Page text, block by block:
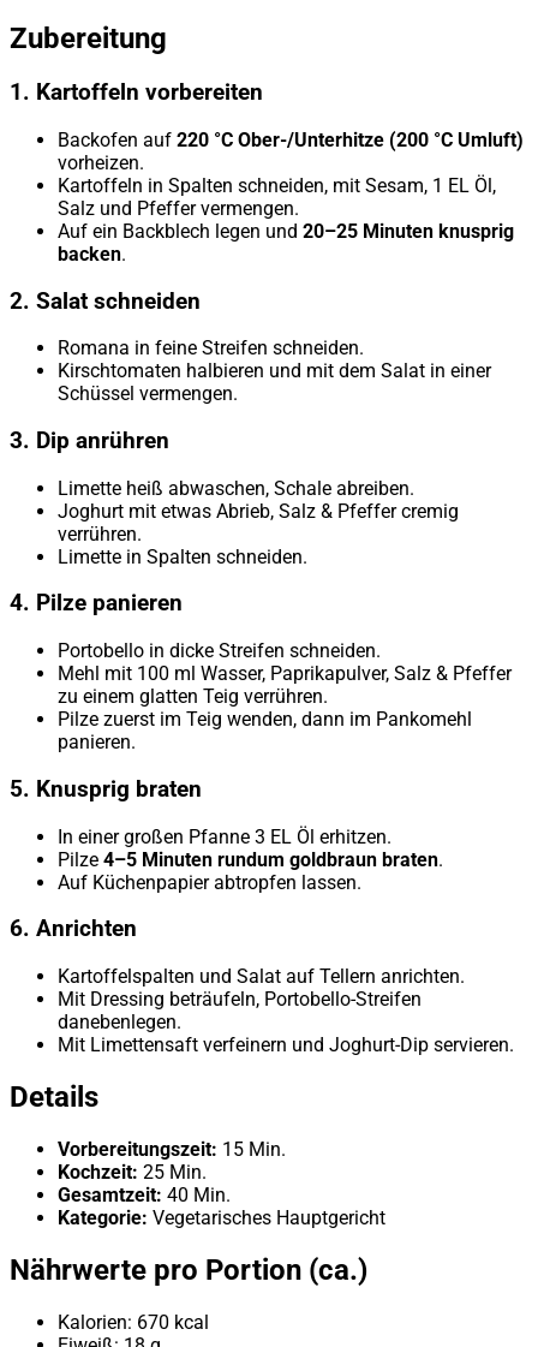
Zubereitung
1. Kartoffeln vorbereiten
Backofen auf 220 °C Ober-/Unterhitze (200 °C Umluft)
vorheizen.
Kartoffeln in Spalten schneiden, mit Sesam, 1 EL Öl,
Salz und Pfeffer vermengen.
Auf ein Backblech legen und 20–25 Minuten knusprig
backen.
2. Salat schneiden
Romana in feine Streifen schneiden.
Kirschtomaten halbieren und mit dem Salat in einer
Schüssel vermengen.
3. Dip anrühren
Limette heiß abwaschen, Schale abreiben.
Joghurt mit etwas Abrieb, Salz & Pfeffer cremig
verrühren.
Limette in Spalten schneiden.
4. Pilze panieren
Portobello in dicke Streifen schneiden.
Mehl mit 100 ml Wasser, Paprikapulver, Salz & Pfeffer
zu einem glatten Teig verrühren.
Pilze zuerst im Teig wenden, dann im Pankomehl
panieren.
5. Knusprig braten
In einer großen Pfanne 3 EL Öl erhitzen.
Pilze 4–5 Minuten rundum goldbraun braten.
Auf Küchenpapier abtropfen lassen.
6. Anrichten
Kartoffelspalten und Salat auf Tellern anrichten.
Mit Dressing beträufeln, Portobello-Streifen
danebenlegen.
Mit Limettensaft verfeinern und Joghurt-Dip servieren.
Details
Vorbereitungszeit: 15 Min.
Kochzeit: 25 Min.
Gesamtzeit: 40 Min.
Kategorie: Vegetarisches Hauptgericht
Nährwerte pro Portion (ca.)
Kalorien: 670 kcal